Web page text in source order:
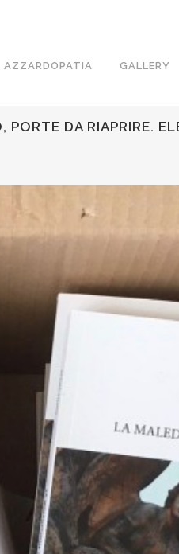
AZZARDOPATIA GALLERY
DA RIAPRIRE.